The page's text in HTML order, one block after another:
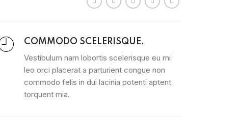
COMMODO SCELERISQUE.
Vestibulum nam lobortis scelerisque eu mi
leo orci placerat a parturient congue non
commodo felis in dui lacinia potenti aptent
torquent mia.